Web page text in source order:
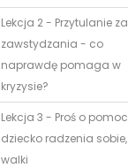
Lekcja 2 - Przytulanie
zawstydzania - co
naprawdę pomaga w
kryzysie?
Lekcja 3 - Proś o
dziecko radzenia
walki